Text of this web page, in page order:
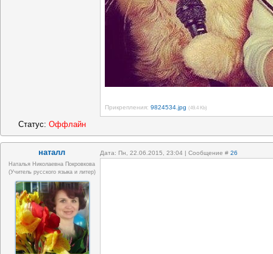
Прикрепления: 9824534.jpg (49.4 Kb)
Статус: Оффлайн
наталл Дата: Пн, 22.06.2015, 23:04 | Сообщение # 26
Наталья Николаевна Покровкова
(учитель русского языка и литер)